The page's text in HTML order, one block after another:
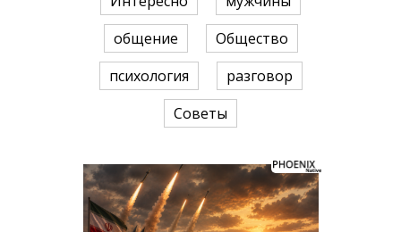
общение
Общество
психология
разговор
Советы